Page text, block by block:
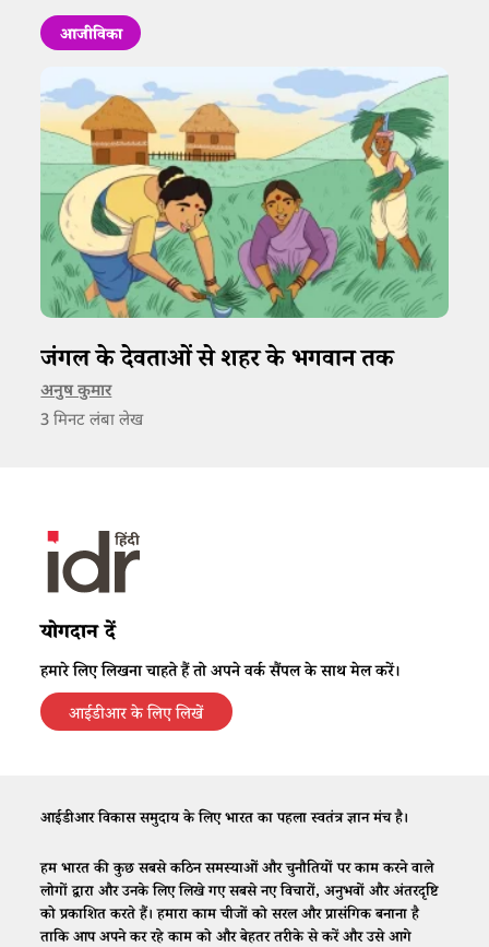
आजीविका
जंगल के देवताओं से शहर के भगवान तक
अनुष कुमार
3 मिनट लंबा लेख
योगदान दें
हमारे लिए लिखना चाहते हैं तो अपने वर्क सैंपल के साथ मेल करें।
आईडीआर के लिए लिखें
आईडीआर विकास समुदाय के लिए भारत का पहला स्वतंत्र ज्ञान मंच है।
हम भारत की कुछ सबसे कठिन समस्याओं और चुनौतियों पर काम करने वाले
लोगों द्वारा और उनके लिए लिखे गए सबसे नए विचारों, अनुभवों और अंतरदृष्टि
को प्रकाशित करते हैं। हमारा काम चीजों को सरल और प्रासंगिक बनाना है
ताकि आप अपने कर रहे काम को और बेहतर तरीके से करें और उसे आगे